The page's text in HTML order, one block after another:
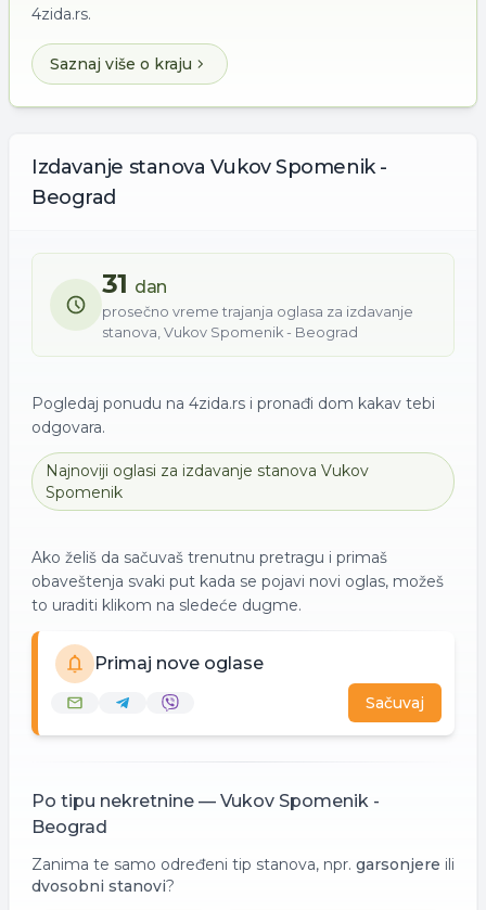
4zida.rs.
Saznaj više o kraju
Izdavanje stanova Vukov Spomenik -
Beograd
31 dan
prosečno vreme trajanja oglasa za izdavanje
stanova, Vukov Spomenik - Beograd
Pogledaj ponudu na 4zida.rs i pronađi dom kakav tebi
odgovara.
Najnoviji oglasi za izdavanje stanova Vukov
Spomenik
Ako želiš da sačuvaš trenutnu pretragu i primaš
obaveštenja svaki put kada se pojavi novi oglas, možeš
to uraditi klikom na sledeće dugme.
Primaj nove oglase
Sačuvaj
Po tipu nekretnine — Vukov Spomenik -
Beograd
Zanima te samo određeni tip stanova, npr. garsonjere ili
dvosobni stanovi?